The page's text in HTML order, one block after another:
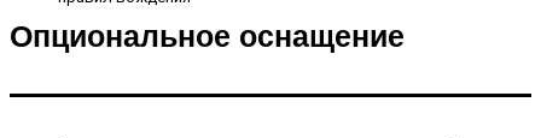
Опциональное оснащение